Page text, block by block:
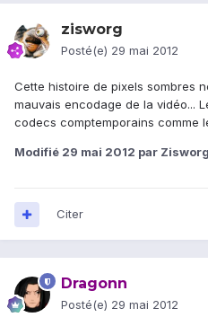
zisworg
Posté(e) 29 mai 2012
Cette histoire de pixels sombres
mauvais encodage de la vidéo...
codecs comptemporains comme
Modifié 29 mai 2012 par Zisworg
Citer
Dragonn
Posté(e) 29 mai 2012